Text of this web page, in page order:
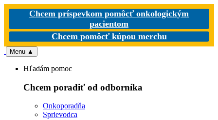
Chcem príspevkom pomôcť onkologickým
pacientom
Chcem pomôcť kúpou merchu
Menu ▲
Hľadám pomoc
Chcem poradiť od odborníka
Onkoporadňa
Sprievodca